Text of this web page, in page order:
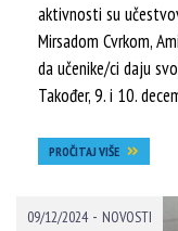
aktivnosti su
Mirsadom Cvrkom,
da učenike/ci daju
Također, 9. i 10.
PROČITAJ VIŠE
09/12/2024 - NOVOSTI